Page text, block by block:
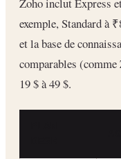
exemple, Standard à
et la base de
comparables (comme
19 $ à 49 $.